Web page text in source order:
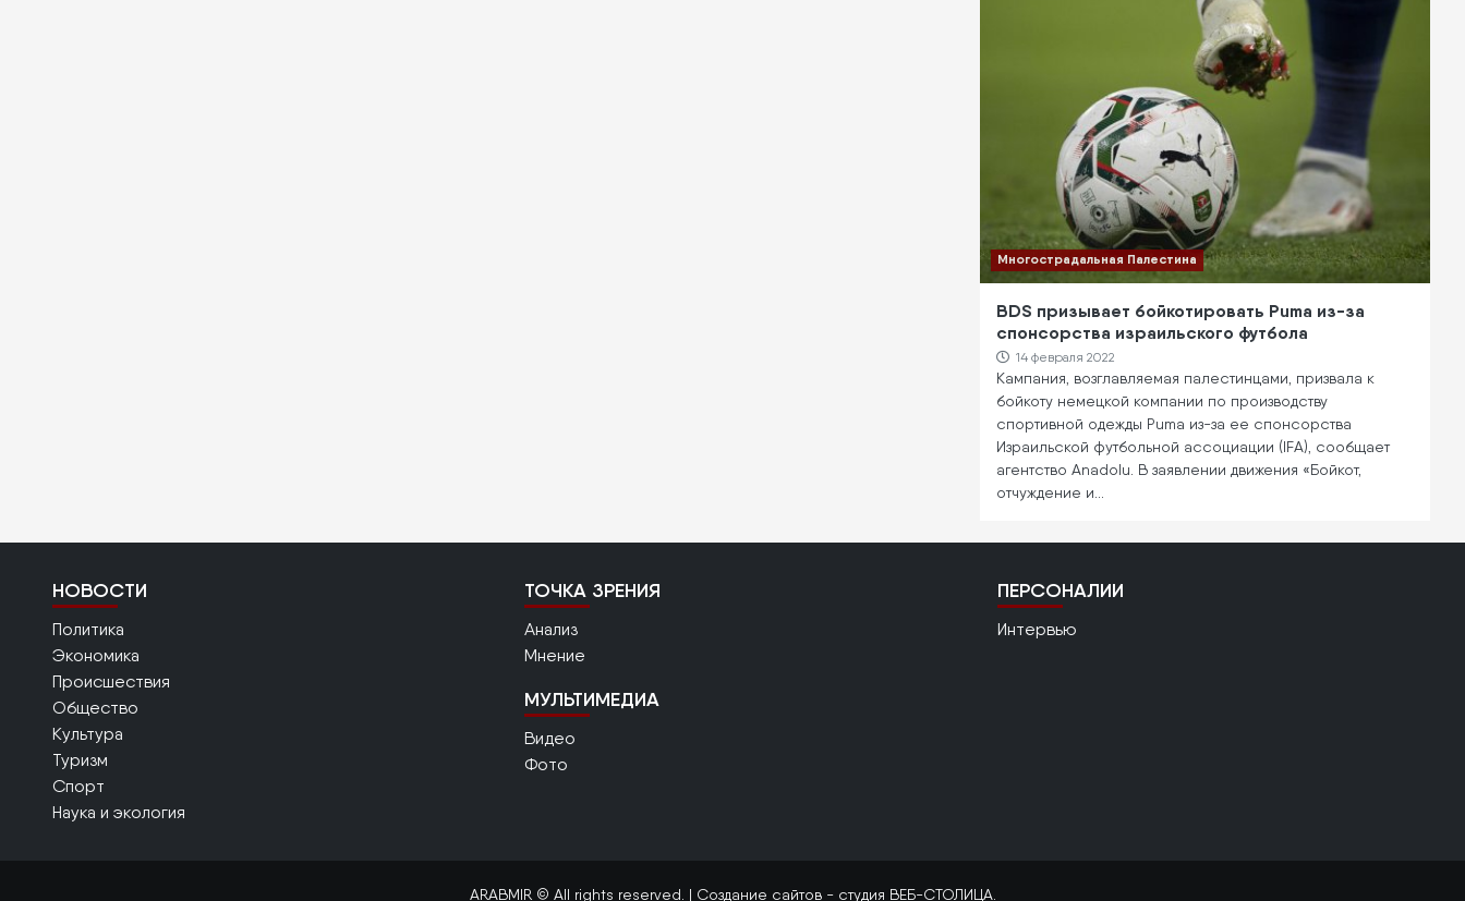
Многострадальная Палестина
BDS призывает бойкотировать Puma из-за
спонсорства израильского футбола
14 февраля 2022
Кампания, возглавляемая палестинцами, призвала к
бойкоту немецкой компании по производству
спортивной одежды Puma из-за ее спонсорства
Израильской футбольной ассоциации (IFA), сообщает
агентство Anadolu. В заявлении движения «Бойкот,
отчуждение и…
НОВОСТИ
Политика
Экономика
Происшествия
Общество
Культура
Туризм
Спорт
Наука и экология
ТОЧКА ЗРЕНИЯ
Анализ
Мнение
МУЛЬТИМЕДИА
Видео
Фото
ПЕРСОНАЛИИ
Интервью
ARABMIR © All rights reserved. | Создание сайтов- студия ВЕБ-СТОЛИЦА.